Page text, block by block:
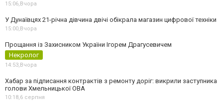
15:06, Вчора
У Дунаївцях 21-річна дівчина двічі обікрала магазин цифрової техніки
15:00, Вчора
Прощання із Захисником України Ігорем Драгусевичем
Некролог
14:53, Вчора
Хабар за підписання контрактів з ремонту доріг: викрили заступника
голови Хмельницької ОВА
10:18,6 серпня